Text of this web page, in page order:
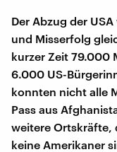
Der Abzug der
und Misserfolg
kurzer Zeit 79.000
6.000 US-
konnten nicht alle
Pass aus
weitere Ortskräfte,
keine Amerikaner